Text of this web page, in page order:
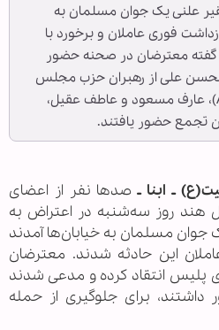
علنی یک جوان مسلمان به
فوری عاملان و برخورد با
معترضان در صحنه حضور
محسن علی از رهبران حزب مجلس
اتحاد مسلمانان هند(AIMIM)، عارف مسعود و عاطف عقیل،
تجمع حضور یافتند.
ـ ابنا ـ صدها نفر از اعضای
هند روز سه‌شنبه در اعتراض به
مسلمان به خیابان‌ها آمدند
این حادثه شدند. معترضان
پلیس انتقاد کرده و مدعی شدند
برای جلوگیری از حمله